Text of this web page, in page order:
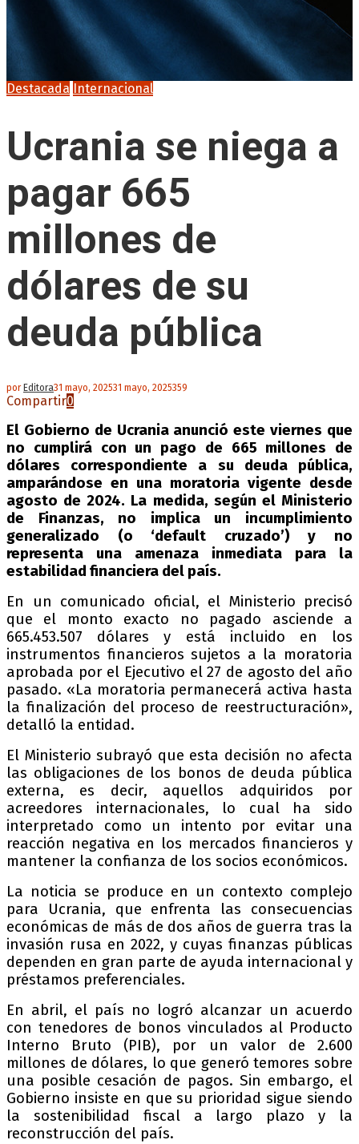
Destacada Internacional
Ucrania se niega a
pagar 665
millones de
dólares de su
deuda pública
por Editora31 mayo, 202531 mayo, 2025359
Compartir0
El Gobierno de Ucrania anunció este viernes que
no cumplirá con un pago de 665 millones de
dólares correspondiente a su deuda pública,
amparándose en una moratoria vigente desde
agosto de 2024. La medida, según el Ministerio
de Finanzas, no implica un incumplimiento
generalizado (o ‘default cruzado’) y no
representa una amenaza inmediata para la
estabilidad financiera del país.
En un comunicado oficial, el Ministerio precisó
que el monto exacto no pagado asciende a
665.453.507 dólares y está incluido en los
instrumentos financieros sujetos a la moratoria
aprobada por el Ejecutivo el 27 de agosto del año
pasado. «La moratoria permanecerá activa hasta
la finalización del proceso de reestructuración»,
detalló la entidad.
El Ministerio subrayó que esta decisión no afecta
las obligaciones de los bonos de deuda pública
externa, es decir, aquellos adquiridos por
acreedores internacionales, lo cual ha sido
interpretado como un intento por evitar una
reacción negativa en los mercados financieros y
mantener la confianza de los socios económicos.
La noticia se produce en un contexto complejo
para Ucrania, que enfrenta las consecuencias
económicas de más de dos años de guerra tras la
invasión rusa en 2022, y cuyas finanzas públicas
dependen en gran parte de ayuda internacional y
préstamos preferenciales.
En abril, el país no logró alcanzar un acuerdo
con tenedores de bonos vinculados al Producto
Interno Bruto (PIB), por un valor de 2.600
millones de dólares, lo que generó temores sobre
una posible cesación de pagos. Sin embargo, el
Gobierno insiste en que su prioridad sigue siendo
la sostenibilidad fiscal a largo plazo y la
reconstrucción del país.